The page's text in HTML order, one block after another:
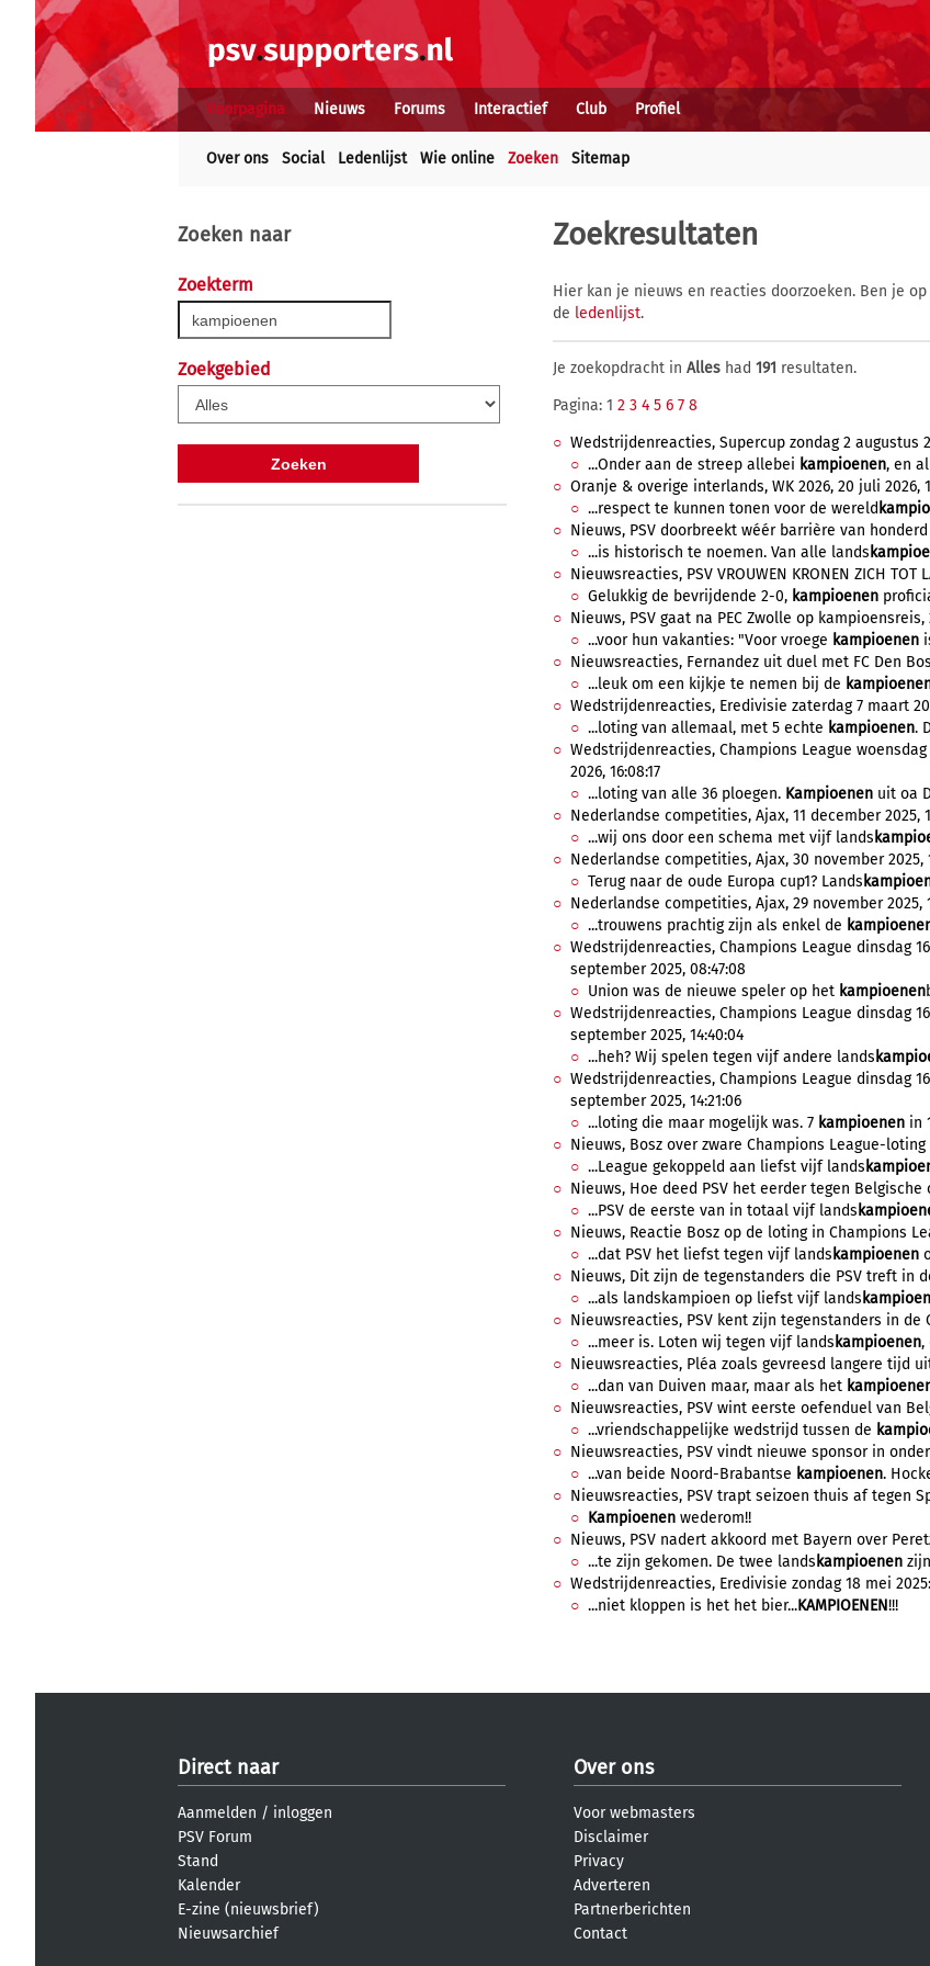
Voorpagina Nieuws Forums Interactief Club Profiel
Over ons Social Ledenlijst Wie online Zoeken Sitemap
Zoeken naar
Zoekterm
Zoekgebied
Zoekresultaten
Hier kan je nieuws en reacties doorzoeken. Ben je
de ledenlijst.
Je zoekopdracht in Alles had 191 resultaten.
Pagina: 1 2 3 4 5 6 7 8
Wedstrijdenreacties, Supercup zondag 2 augustus
...Onder aan de streep allebei kampioenen, en
Oranje & overige interlands, WK 2026, 20 juli 2026,
...respect te kunnen tonen voor de wereld
Nieuws, PSV doorbreekt wéér barrière van honderd
...is historisch te noemen. Van alle lands
Nieuwsreacties, PSV VROUWEN KRONEN ZICH TOT
Gelukkig de bevrijdende 2-0, kampioenen
Nieuws, PSV gaat na PEC Zwolle op kampioensreis,
...voor hun vakanties: "Voor vroege kampioenen
Nieuwsreacties, Fernandez uit duel met FC Den
...leuk om een kijkje te nemen bij de
Wedstrijdenreacties, Eredivisie zaterdag 7 maart
...loting van allemaal, met 5 echte kampioenen.
Wedstrijdenreacties, Champions League
2026, 16:08:17
...loting van alle 36 ploegen. Kampioenen uit oa
Nederlandse competities, Ajax, 11 december 2025,
...wij ons door een schema met vijf lands
Nederlandse competities, Ajax, 30 november 2025,
Terug naar de oude Europa cup1? Lands
Nederlandse competities, Ajax, 29 november 2025,
...trouwens prachtig zijn als enkel de
Wedstrijdenreacties, Champions League dinsdag
september 2025, 08:47:08
Union was de nieuwe speler op het kampioenen
Wedstrijdenreacties, Champions League dinsdag
september 2025, 14:40:04
...heh? Wij spelen tegen vijf andere lands
Wedstrijdenreacties, Champions League dinsdag
september 2025, 14:21:06
...loting die maar mogelijk was. 7 kampioenen in
Nieuws, Bosz over zware Champions League-loting
...League gekoppeld aan liefst vijf lands
Nieuws, Hoe deed PSV het eerder tegen Belgische
...PSV de eerste van in totaal vijf lands
Nieuws, Reactie Bosz op de loting in Champions
...dat PSV het liefst tegen vijf lands kampioenen
Nieuws, Dit zijn de tegenstanders die PSV treft in
...als landskampioen op liefst vijf lands
Nieuwsreacties, PSV kent zijn tegenstanders in de
...meer is. Loten wij tegen vijf lands kampioenen,
Nieuwsreacties, Pléa zoals gevreesd langere tijd
...dan van Duiven maar, maar als het
Nieuwsreacties, PSV wint eerste oefenduel van
...vriendschappelijke wedstrijd tussen de
Nieuwsreacties, PSV vindt nieuwe sponsor in
...van beide Noord-Brabantse kampioenen.
Nieuwsreacties, PSV trapt seizoen thuis af tegen
Kampioenen wederom!!
Nieuws, PSV nadert akkoord met Bayern over
...te zijn gekomen. De twee lands kampioenen
Wedstrijdenreacties, Eredivisie zondag 18 mei
...niet kloppen is het het bier...KAMPIOENEN!!!
Direct naar
Aanmelden / inloggen
PSV Forum
Stand
Kalender
E-zine (nieuwsbrief)
Nieuwsarchief
Over ons
Voor webmasters
Disclaimer
Privacy
Adverteren
Partnerberichten
Contact